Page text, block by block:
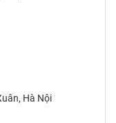
Hà Nội